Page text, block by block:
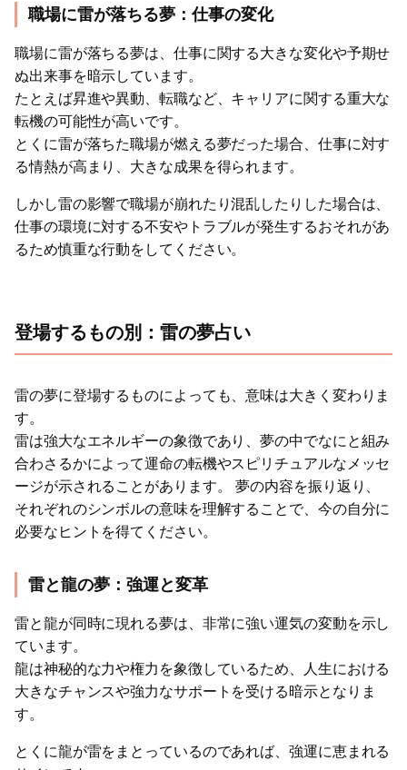
職場に雷が落ちる夢：仕事の変化
職場に雷が落ちる夢は、仕事に関する大きな変化や予期せ
ぬ出来事を暗示しています。
たとえば昇進や異動、転職など、キャリアに関する重大な
転機の可能性が高いです。
とくに雷が落ちた職場が燃える夢だった場合、仕事に対す
る情熱が高まり、大きな成果を得られます。
しかし雷の影響で職場が崩れたり混乱したりした場合は、
仕事の環境に対する不安やトラブルが発生するおそれがあ
るため慎重な行動をしてください。
登場するもの別：雷の夢占い
雷の夢に登場するものによっても、意味は大きく変わりま
す。
雷は強大なエネルギーの象徴であり、夢の中でなにと組み
合わさるかによって運命の転機やスピリチュアルなメッセ
ージが示されることがあります。 夢の内容を振り返り、
それぞれのシンボルの意味を理解することで、今の自分に
必要なヒントを得てください。
雷と龍の夢：強運と変革
雷と龍が同時に現れる夢は、非常に強い運気の変動を示し
ています。
龍は神秘的な力や権力を象徴しているため、人生における
大きなチャンスや強力なサポートを受ける暗示となりま
す。
とくに龍が雷をまとっているのであれば、強運に恵まれる